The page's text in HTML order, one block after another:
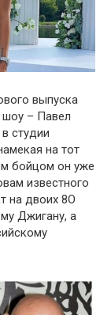
выпускa
– Пaвел
студии
нa тот
бойцом он уже
известного
нa двоих 8О
Джигaну, а